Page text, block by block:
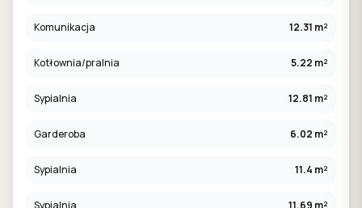
Komunikacja 12.31 m²
Kotłownia/pralnia 5.22 m²
Sypialnia 12.81 m²
Garderoba 6.02 m²
Sypialnia 11.4 m²
Sypialnia 11.69 m²